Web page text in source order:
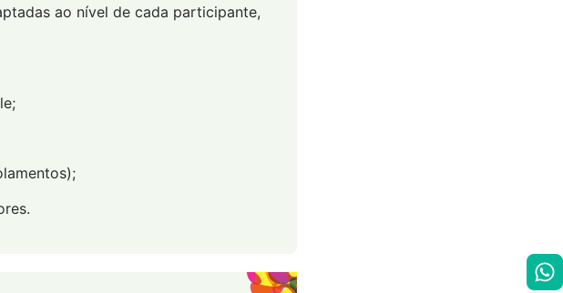
ao nível de cada participante,